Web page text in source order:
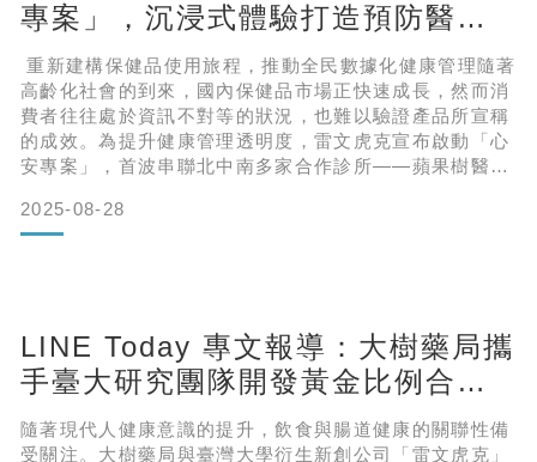
專案」，沉浸式體驗打造預防醫學
共榮生態圈
重新建構保健品使用旅程，推動全民數據化健康管理隨著
高齡化社會的到來，國內保健品市場正快速成長，然而消
費者往往處於資訊不對等的狀況，也難以驗證產品所宣稱
的成效。為提升健康管理透明度，雷文虎克宣布啟動「心
安專案」，首波串聯北中南多家合作診所——蘋果樹醫美
所、仲夏醫美診所（台中分院、高雄總院）、恆佳診所、
林大診所，攜手打造結合產品實證、顧客體驗與數據化健
2025-08-28
LINE Today 專文報導：大樹藥局攜
手臺大研究團隊開發黃金比例合生
元 啟發代謝新思維
隨著現代人健康意識的提升，飲食與腸道健康的關聯性備
受關注。大樹藥局與臺灣大學衍生新創公司「雷文虎克」